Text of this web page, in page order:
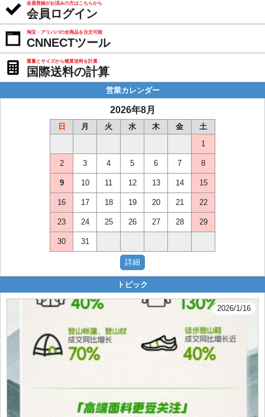
会員登録がお済みの方はこちらから
会員ログイン
淘宝・アリババの全商品を注文可能
CNNECTツール
重量とサイズから概算送料を計算
国際送料の計算
営業カレンダー
2026年8月
日 月 火 水 木 金
土
1
2 3 4 5 6 7 8
9 10 11 12 13 14 15
16 17 18 19 20 21 22
23 24 25 26 27 28 29
30 31
トピック
2026/1/16